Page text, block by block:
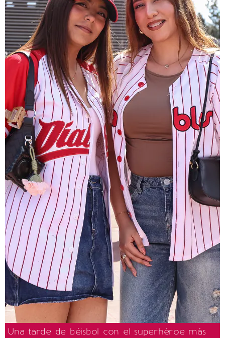
Una tarde de béisbol con el superhéroe más